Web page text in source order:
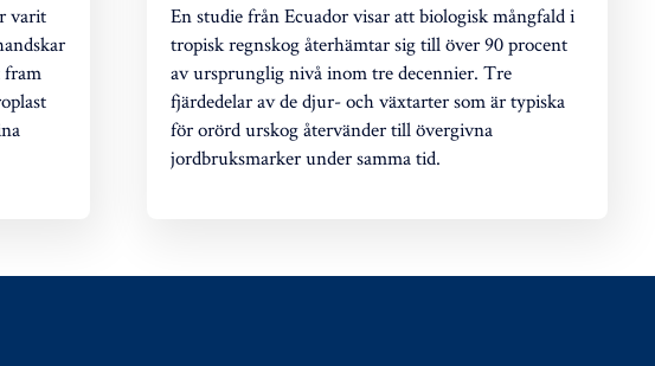
varit
fram
En studie från Ecuador visar att biologisk mångfald i
tropisk regnskog återhämtar sig till över 90 procent
av ursprunglig nivå inom tre decennier. Tre
fjärdedelar av de djur- och växtarter som är typiska
för orörd urskog återvänder till övergivna
jordbruksmarker under samma tid.